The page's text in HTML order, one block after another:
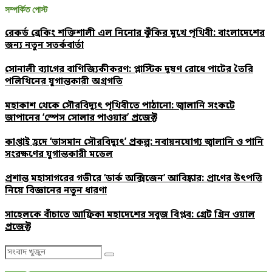
সম্পর্কিত পোস্ট
রেকর্ড ব্রেকিং শক্তিশালী এল নিনোর ঝুঁকির মুখে পৃথিবী: বাংলাদেশের
জন্য নতুন সতর্কবার্তা
সোনালী ব্যাগের বাণিজ্যিকীকরণ: প্লাস্টিক দূষণ রোধে পাটের তৈরি
পলিথিনের যুগান্তকারী অগ্রগতি
মহাকাশ থেকে সৌরবিদ্যুৎ পৃথিবীতে পাঠানো: জ্বালানি সংকটে
জাপানের ‘স্পেস সোলার পাওয়ার’ প্রজেক্ট
কাপ্তাই হ্রদে ‘ভাসমান সৌরবিদ্যুৎ’ প্রকল্প: নবায়নযোগ্য জ্বালানি ও পানি
সংরক্ষণের যুগান্তকারী মডেল
প্রশান্ত মহাসাগরের গভীরে ‘ডার্ক অক্সিজেন’ আবিষ্কার: প্রাণের উৎপত্তি
নিয়ে বিজ্ঞানের নতুন ধারণা
সাহেলকে বাঁচাতে আফ্রিকা মহাদেশের সবুজ বিপ্লব: গ্রেট গ্রিন ওয়াল
প্রজেক্ট
Search
Search